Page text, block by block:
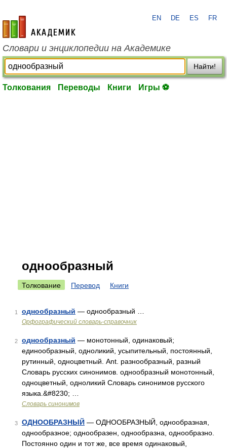
academic.ru
EN DE ES FR
Словари и энциклопедии на Академике
Найти!
Толкования Переводы Книги Игры ⚽
однообразный
Толкование Перевод Книги
1 однообразный — однообразный …
Орфографический словарь-справочник
2 однообразный — монотонный, одинаковый;
единообразный, одноликий, усыпительный, постоянный,
рутинный, одноцветный. Ant. разнообразный, разный
Словарь русских синонимов. однообразный монотонный,
одноцветный, одноликий Словарь синонимов русского
языка.&#8230; …
Словарь синонимов
3 ОДНООБРАЗНЫЙ — ОДНООБРАЗНЫЙ, однообразная,
однообразное; однообразен, однообразна, однообразно.
Постоянно один и тот же, все время одинаковый,